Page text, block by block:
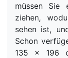
müssen Sie
ziehen,
sehen ist,
Schon
135 x 196